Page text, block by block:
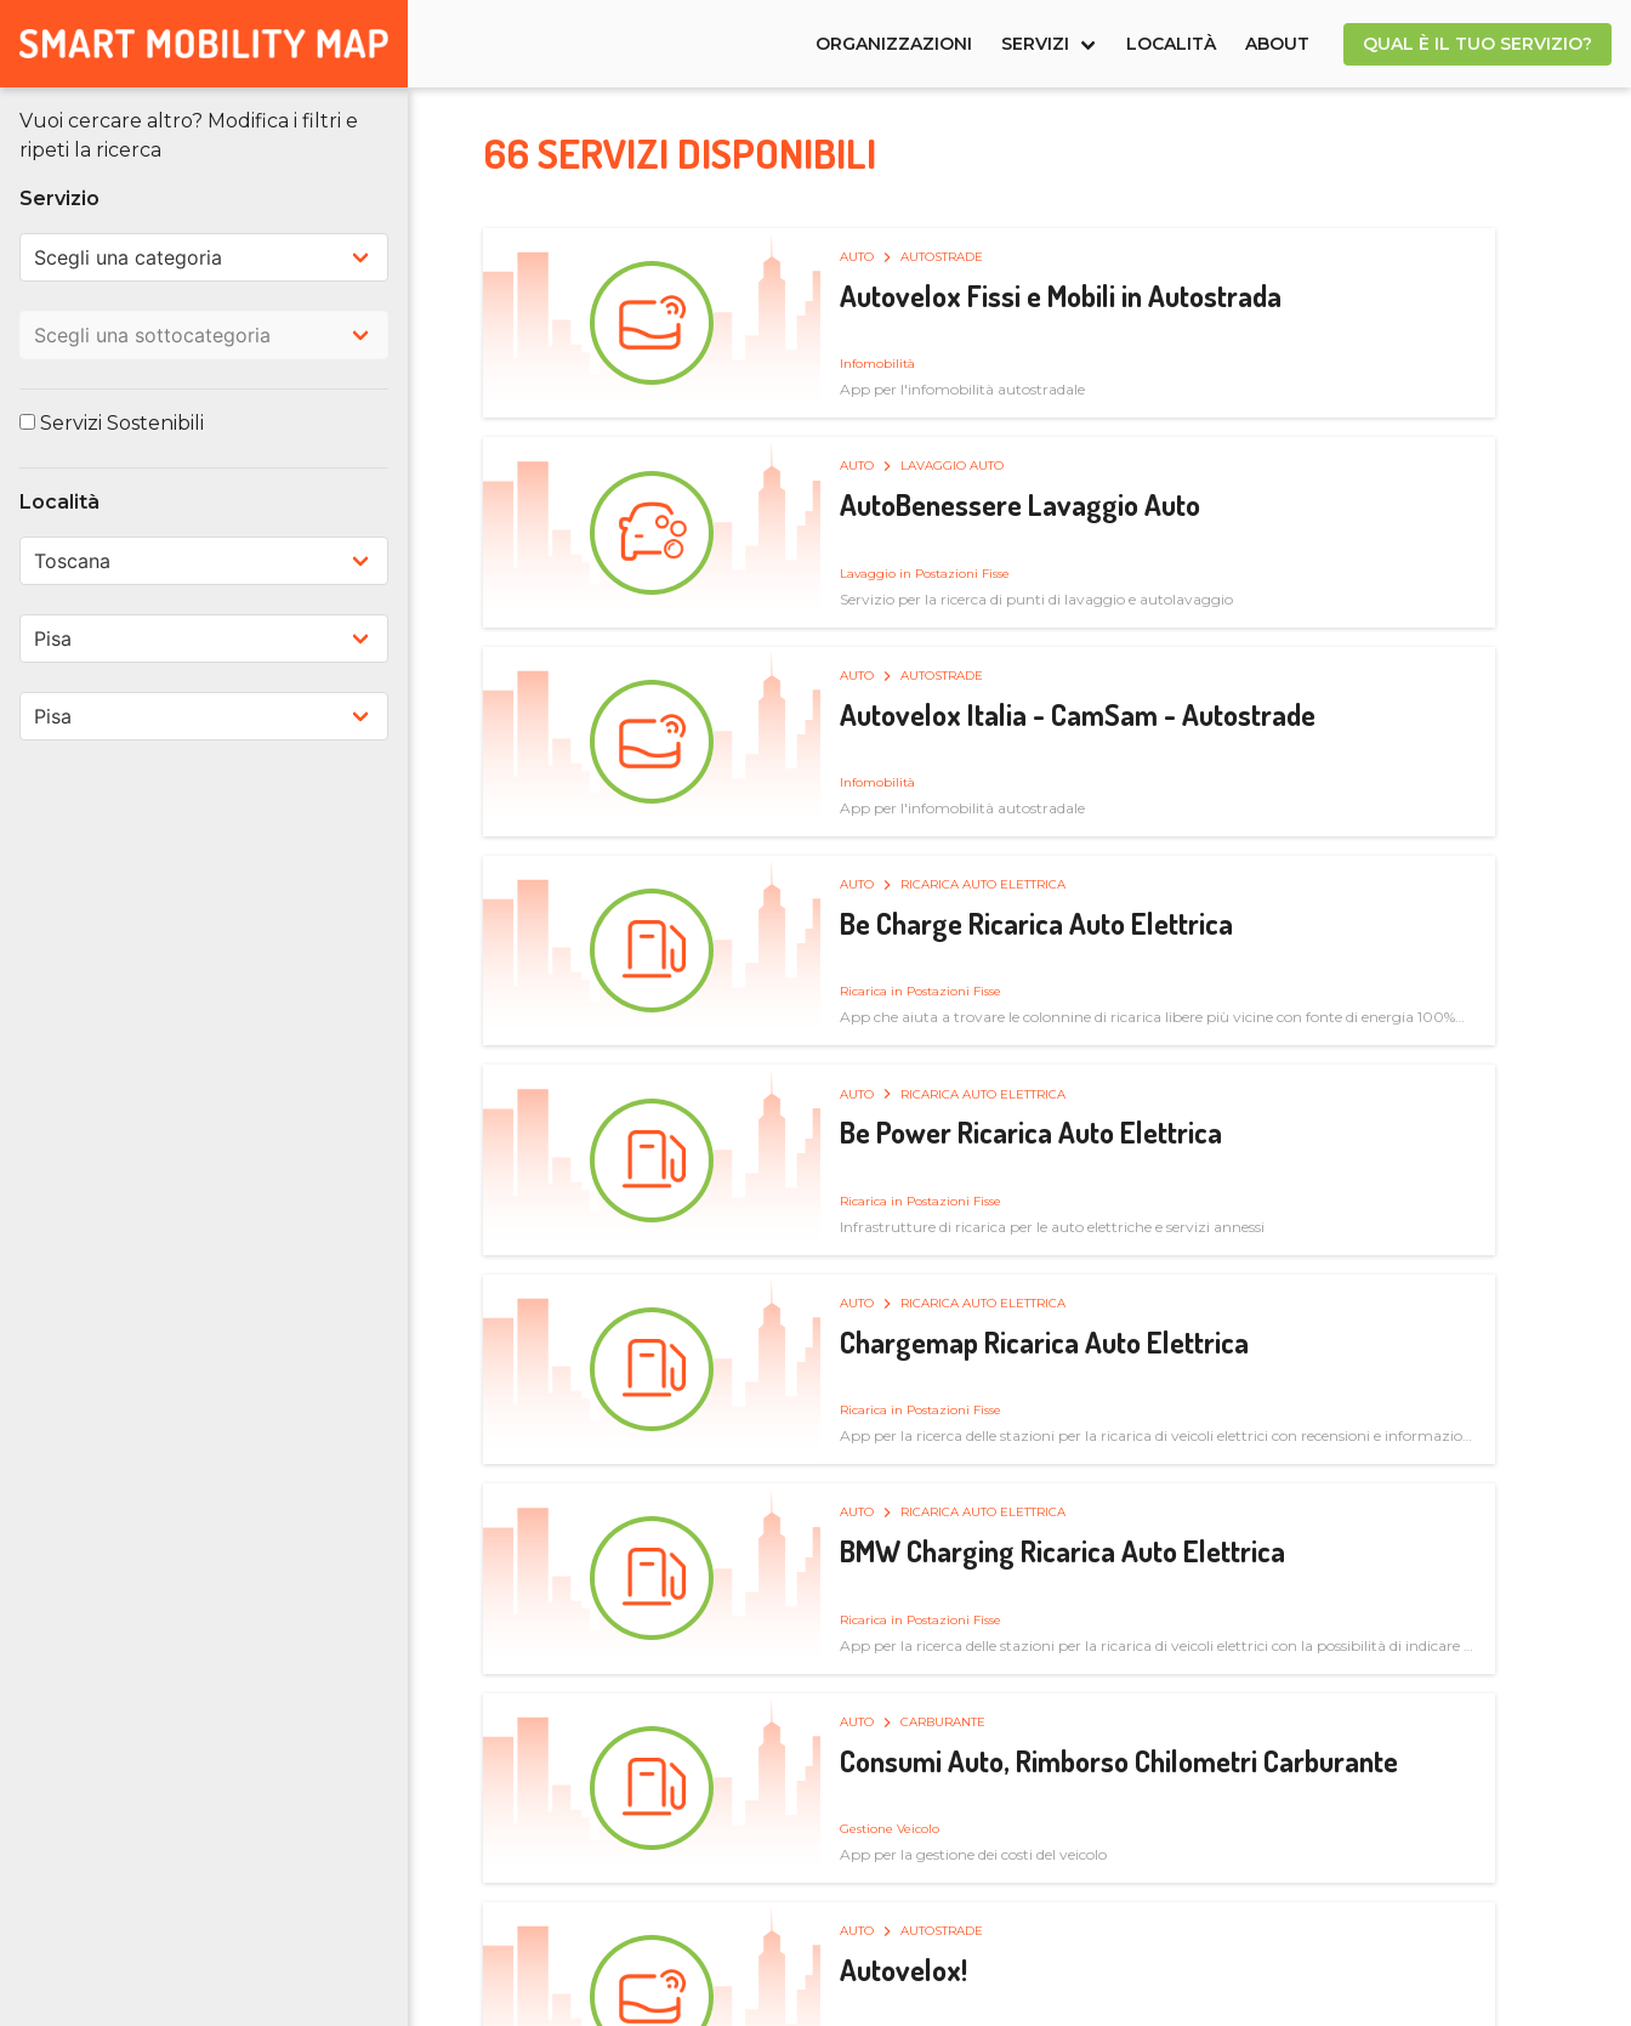
ORGANIZZAZIONI SERVIZI LOCALITÀ ABOUT QUAL È IL TUO SERVIZIO?
Vuoi cercare altro? Modifica i filtri e
ripeti la ricerca
Servizio
Servizi Sostenibili
Località
66 SERVIZI DISPONIBILI
AUTO AUTOSTRADE
Autovelox Fissi e Mobili in Autostrada
Infomobilità
App per l'infomobilità autostradale
AUTO LAVAGGIO AUTO
AutoBenessere Lavaggio Auto
Lavaggio in Postazioni Fisse
Servizio per la ricerca di punti di lavaggio e autolavaggio
AUTO AUTOSTRADE
Autovelox Italia - CamSam - Autostrade
Infomobilità
App per l'infomobilità autostradale
AUTO RICARICA AUTO ELETTRICA
Be Charge Ricarica Auto Elettrica
Ricarica in Postazioni Fisse
App che aiuta a trovare le colonnine di ricarica libere più vicine con fonte di energia 100%
AUTO RICARICA AUTO ELETTRICA
Be Power Ricarica Auto Elettrica
Ricarica in Postazioni Fisse
Infrastrutture di ricarica per le auto elettriche e servizi annessi
AUTO RICARICA AUTO ELETTRICA
Chargemap Ricarica Auto Elettrica
Ricarica in Postazioni Fisse
App per la ricerca delle stazioni per la ricarica di veicoli elettrici con recensioni e informazioni
AUTO RICARICA AUTO ELETTRICA
BMW Charging Ricarica Auto Elettrica
Ricarica in Postazioni Fisse
App per la ricerca delle stazioni per la ricarica di veicoli elettrici con la possibilità di indicare le
AUTO CARBURANTE
Consumi Auto, Rimborso Chilometri Carburante
Gestione Veicolo
App per la gestione dei costi del veicolo
AUTO AUTOSTRADE
Autovelox!